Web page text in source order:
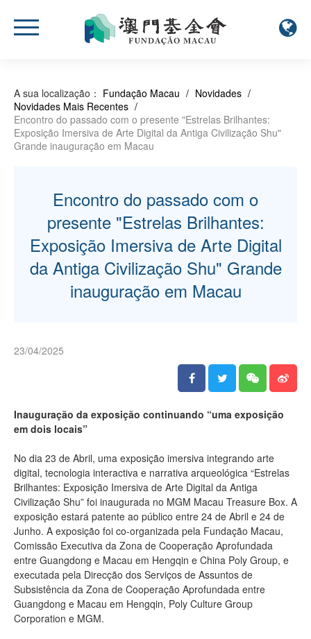
A sua localização： Fundação Macau / Novidades /
Novidades Mais Recentes /
Encontro do passado com o presente "Estrelas Brilhantes:
Exposição Imersiva de Arte Digital da Antiga Civilização Shu"
Grande inauguração em Macau
Encontro do passado com o
presente "Estrelas Brilhantes:
Exposição Imersiva de Arte Digital
da Antiga Civilização Shu" Grande
inauguração em Macau
23/04/2025
Inauguração da exposição continuando “uma exposição
em dois locais”
No dia 23 de Abril, uma exposição imersiva integrando arte
digital, tecnologia interactiva e narrativa arqueológica “Estrelas
Brilhantes: Exposição Imersiva de Arte Digital da Antiga
Civilização Shu” foi inaugurada no MGM Macau Treasure Box. A
exposição estará patente ao público entre 24 de Abril e 24 de
Junho. A exposição foi co-organizada pela Fundação Macau,
Comissão Executiva da Zona de Cooperação Aprofundada
entre Guangdong e Macau em Hengqin e China Poly Group, e
executada pela Direcção dos Serviços de Assuntos de
Subsistência da Zona de Cooperação Aprofundada entre
Guangdong e Macau em Hengqin, Poly Culture Group
Corporation e MGM.